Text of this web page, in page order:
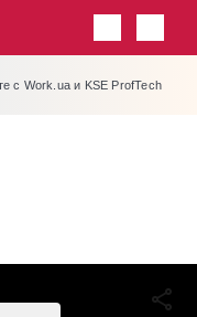
с Work.ua и KSE ProfTech